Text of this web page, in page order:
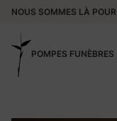
NOUS SOMMES LÀ
POMPES FUNÈBRES